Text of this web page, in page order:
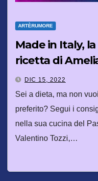
ARTÈRUMORE
Made in Italy,
ricetta di
palestrato Tozzi
DIC 15, 2022
Sei a dieta, ma non
preferito? Segui i
nella sua cucina del
Valentino Tozzi,…